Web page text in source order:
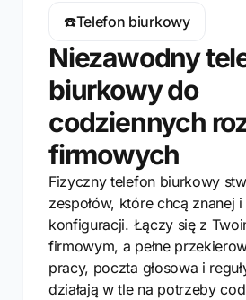
☎️Telefon biurkowy
Niezawodny
biurkowy do
codziennych
firmowych
Fizyczny telefon biurkowy
zespołów, które chcą znanej
konfiguracji. Łączy się z
firmowym, a pełne
pracy, poczta głosowa i
działają w tle na potrzeby